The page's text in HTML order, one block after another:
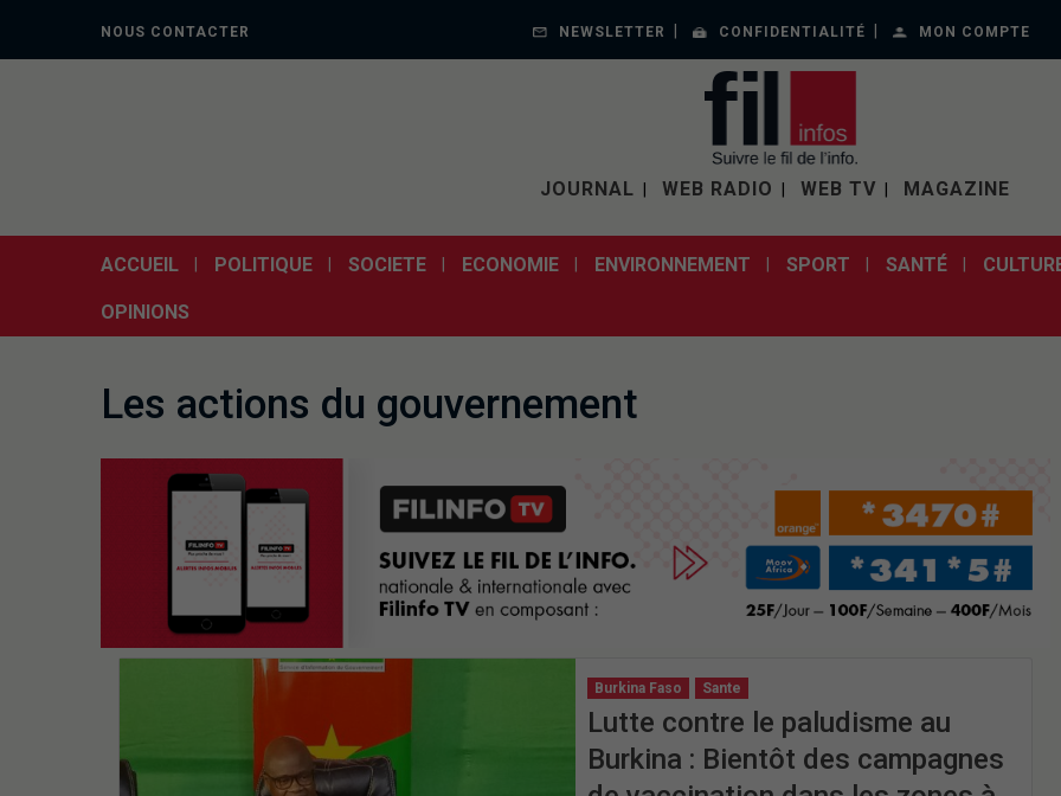
NOUS CONTACTER NEWSLETTER CONFIDENTIALITÉ MON COMPTE
JOURNAL WEB RADIO WEB TV MAGAZINE
ACCUEIL POLITIQUE SOCIETE ECONOMIE ENVIRONNEMENT SPORT SANTÉ
OPINIONS
Les actions du gouvernement
Burkina Faso Sante
Lutte contre le paludisme au
Burkina : Bientôt des campagnes